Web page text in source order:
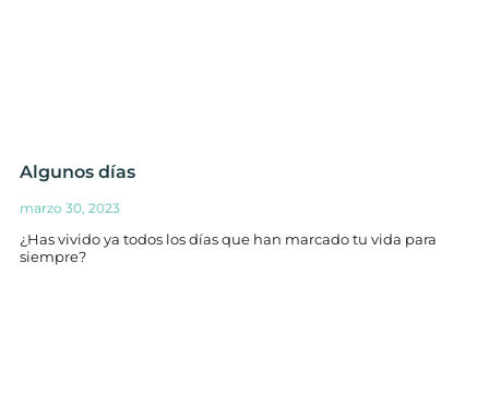
Algunos días
marzo 30, 2023
¿Has vivido ya todos los días que han marcado tu vida para
siempre?